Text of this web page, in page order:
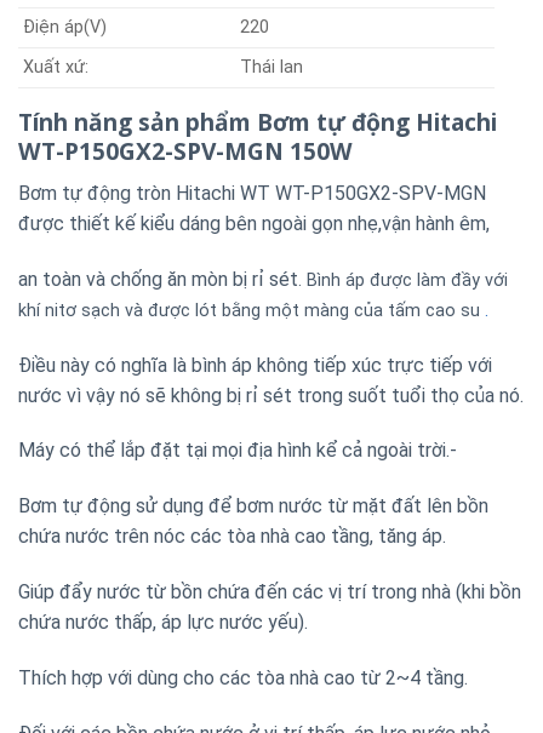
Điện áp(V)
220
Xuất xứ:
Thái lan
Tính năng sản phẩm Bơm tự động Hitachi
WT-P150GX2-SPV-MGN 150W
Bơm tự động tròn Hitachi WT WT-P150GX2-SPV-MGN
được thiết kế kiểu dáng bên ngoài gọn nhẹ,vận hành êm,
an toàn và chống ăn mòn bị rỉ sét. Bình áp được làm đầy với
khí nitơ sạch và được lót bằng một màng của tấm cao su .
Điều này có nghĩa là bình áp không tiếp xúc trực tiếp với
nước vì vậy nó sẽ không bị rỉ sét trong suốt tuổi thọ của nó.
Máy có thể lắp đặt tại mọi địa hình kể cả ngoài trời.-
Bơm tự động sử dụng để bơm nước từ mặt đất lên bồn
chứa nước trên nóc các tòa nhà cao tầng, tăng áp.
Giúp đẩy nước từ bồn chứa đến các vị trí trong nhà (khi bồn
chứa nước thấp, áp lực nước yếu).
Thích hợp với dùng cho các tòa nhà cao từ 2~4 tầng.